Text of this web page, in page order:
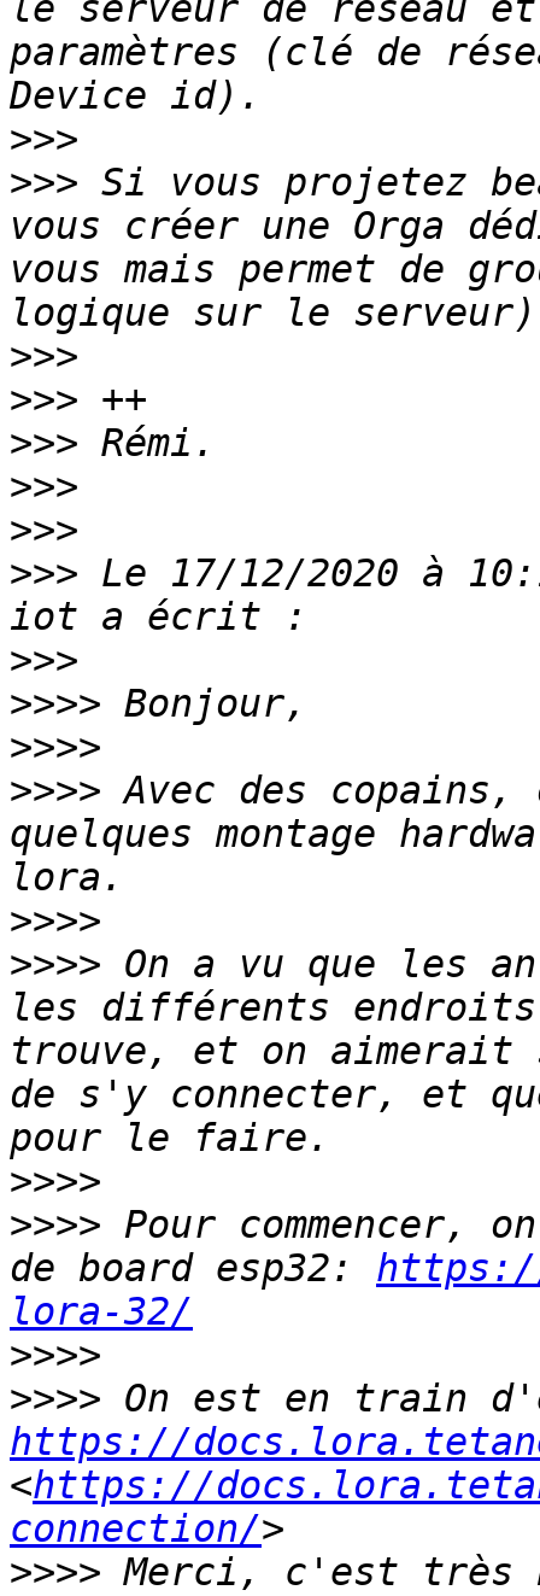
le serveur de réseau
paramètres (clé de
>>>
>>> Si vous projetez
vous créer une Orga
vous mais permet de
>>>
>>>
>>>
>>>
>>>
>>> Le 17/12/2020 à
>>>
>>>>
>>>>
>>>> Avec des
quelques montage
>>>>
>>>> On a vu que les
les différents endroits
trouve, et on
de s'y connecter, et
>>>>
>>>> Pour commencer,
de board esp32:
lora-32/
>>>>
>>>>
https://
<https://
connection/
>>>> Merci, c'est très